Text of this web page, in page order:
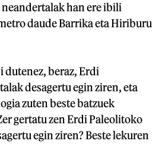
han ere ibili
daude Barrika eta Hiriburu
dutenez, beraz, Erdi
desagertu egin ziren, eta
zuten beste batzuek
gertatu zen Erdi Paleolitoko
egin ziren? Beste lekuren